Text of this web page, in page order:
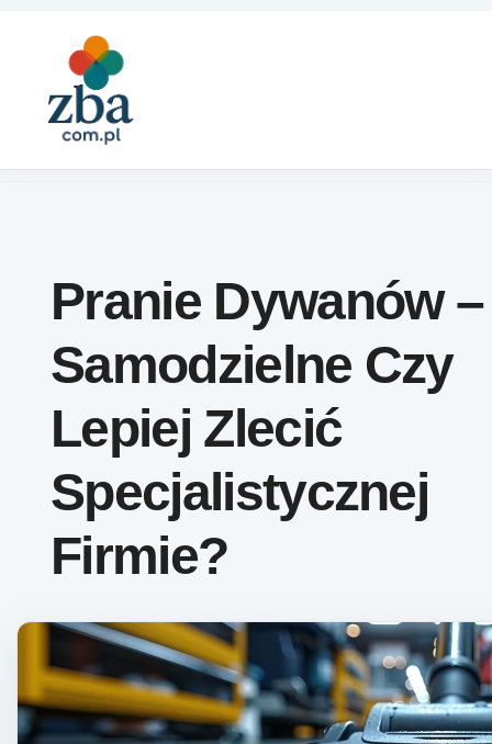
Pranie Dywanów –
Samodzielne Czy
Lepiej Zlecić
Specjalistycznej
Firmie?